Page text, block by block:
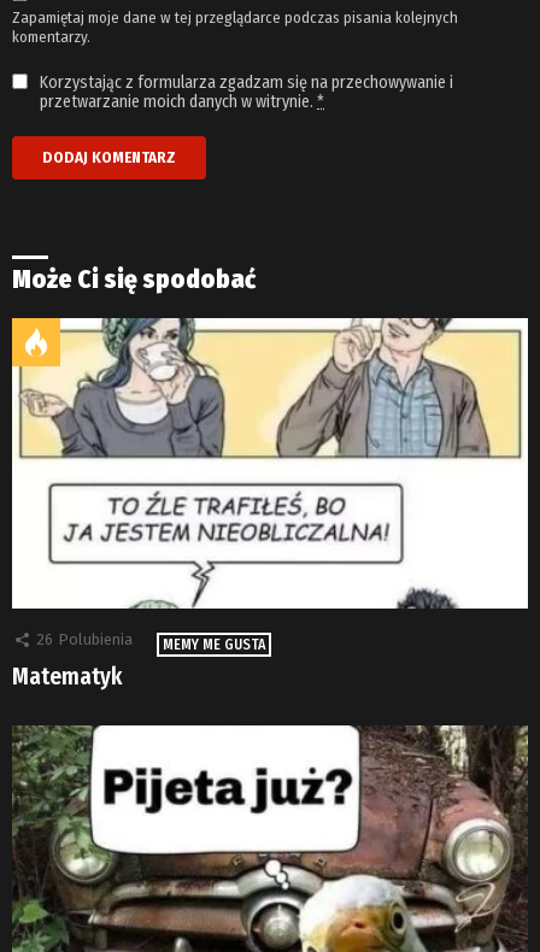
Zapamiętaj moje dane w tej przeglądarce podczas pisania kolejnych
komentarzy.
Korzystając z formularza zgadzam się na przechowywanie i
przetwarzanie moich danych w witrynie. *
Może Ci się spodobać
26 Polubienia MEMY ME GUSTA
Matematyk